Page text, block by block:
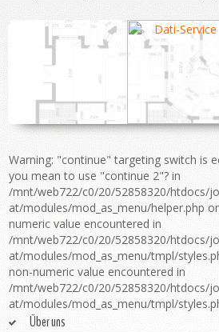
Warning: "continue" targeting switch is
you mean to use "continue 2"? in
/mnt/web722/c0/20/52858320/htdocs/
at/modules/mod_as_menu/helper.php
numeric value encountered in
/mnt/web722/c0/20/52858320/htdocs/
at/modules/mod_as_menu/tmpl/
non-numeric value encountered in
/mnt/web722/c0/20/52858320/htdocs/
at/modules/mod_as_menu/tmpl/
Über uns